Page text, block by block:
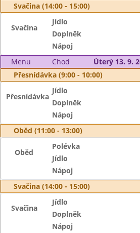
Svačina (14:00 - 15:00)
Svačina
Jídlo
Doplněk
Nápoj
Menu
Chod
Úterý 13. 9.
Přesnídávka (9:00 - 10:00)
Přesnídávka
Jídlo
Doplněk
Nápoj
Oběd (11:00 - 13:00)
Oběd
Polévka
Jídlo
Nápoj
Svačina (14:00 - 15:00)
Svačina
Jídlo
Doplněk
Nápoj